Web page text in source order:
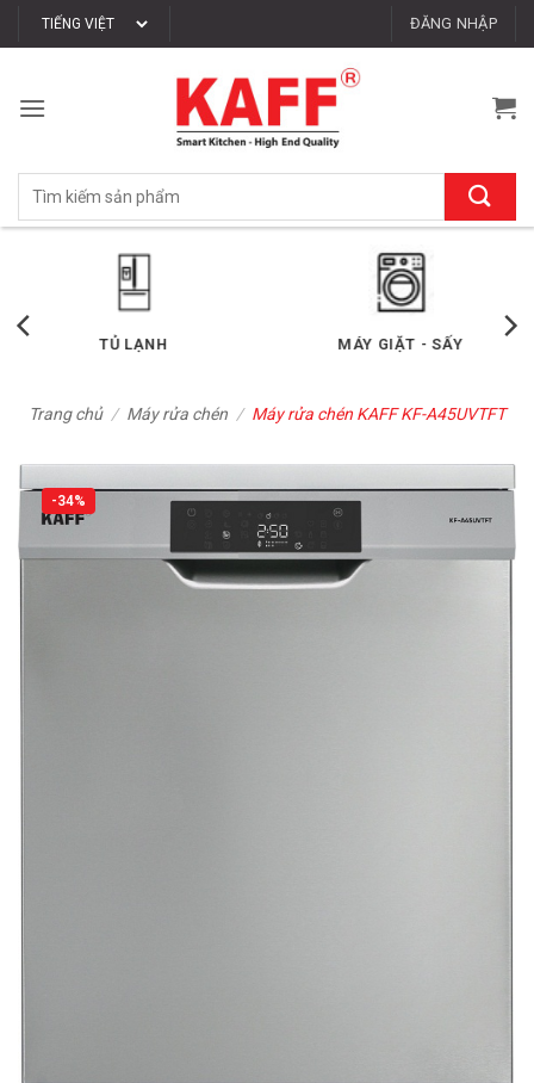
qua
dung
ĐĂNG NHẬP
Tìm
TỦ LẠNH MÁY GIẶT - SẤY
Trang chủ / Máy rửa chén / Máy rửa chén KAFF KF-A45UVTFT
-34%